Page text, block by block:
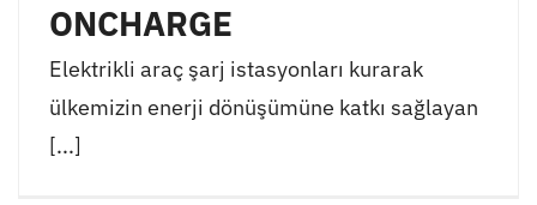
ONCHARGE
Elektrikli araç şarj istasyonları kurarak
ülkemizin enerji dönüşümüne katkı sağlayan
[...]